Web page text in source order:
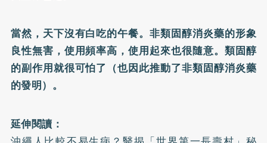
當然，天下沒有白吃的午餐。非類固醇消炎藥的形象
良性無害，使用頻率高，使用起來也很隨意。類固醇
的副作用就很可怕了（也因此推動了非類固醇消炎藥
的發明）。
延伸閱讀：